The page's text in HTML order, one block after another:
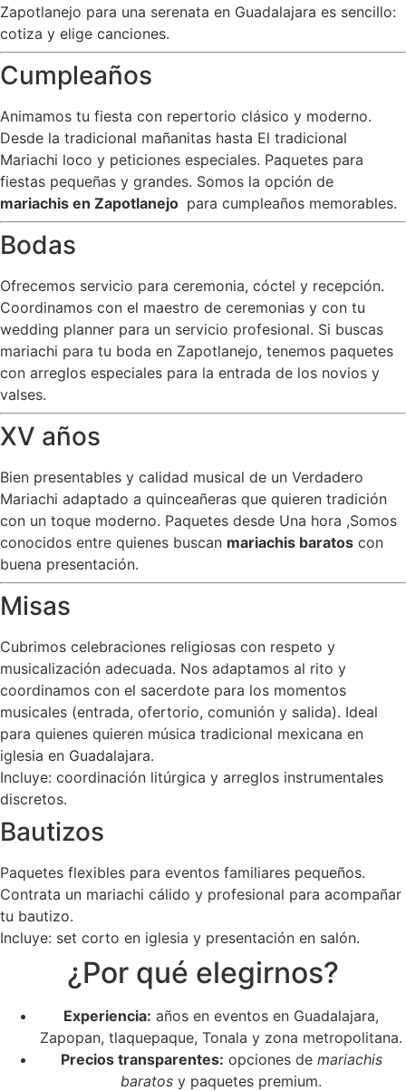
Zapotlanejo para una serenata en Guadalajara es sencillo:
cotiza y elige canciones.
Cumpleaños
Animamos tu fiesta con repertorio clásico y moderno.
Desde la tradicional mañanitas hasta El tradicional
Mariachi loco y peticiones especiales. Paquetes para
fiestas pequeñas y grandes. Somos la opción de
mariachis en Zapotlanejo para cumpleaños memorables.
Bodas
Ofrecemos servicio para ceremonia, cóctel y recepción.
Coordinamos con el maestro de ceremonias y con tu
wedding planner para un servicio profesional. Si buscas
mariachi para tu boda en Zapotlanejo, tenemos paquetes
con arreglos especiales para la entrada de los novios y
valses.
XV años
Bien presentables y calidad musical de un Verdadero
Mariachi adaptado a quinceañeras que quieren tradición
con un toque moderno. Paquetes desde Una hora ,Somos
conocidos entre quienes buscan mariachis baratos con
buena presentación.
Misas
Cubrimos celebraciones religiosas con respeto y
musicalización adecuada. Nos adaptamos al rito y
coordinamos con el sacerdote para los momentos
musicales (entrada, ofertorio, comunión y salida). Ideal
para quienes quieren música tradicional mexicana en
iglesia en Guadalajara.
Incluye: coordinación litúrgica y arreglos instrumentales
discretos.
Bautizos
Paquetes flexibles para eventos familiares pequeños.
Contrata un mariachi cálido y profesional para acompañar
tu bautizo.
Incluye: set corto en iglesia y presentación en salón.
¿Por qué elegirnos?
Experiencia: años en eventos en Guadalajara,
Zapopan, tlaquepaque, Tonala y zona metropolitana.
Precios transparentes: opciones de mariachis
baratos y paquetes premium.